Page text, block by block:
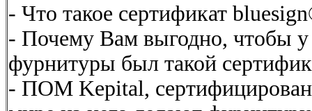
- Что такое сертификат
- Почему Вам выгодно, чтобы у
фурнитуры был такой
- ПОМ Kepital,